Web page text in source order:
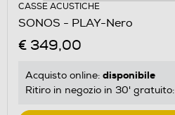
CASSE ACUSTICHE
SONOS - PLAY-Nero
€ 349,00
Acquisto online: disponibile
Ritiro in negozio in 30' gratuito: